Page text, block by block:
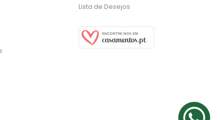
Lista de Desejos